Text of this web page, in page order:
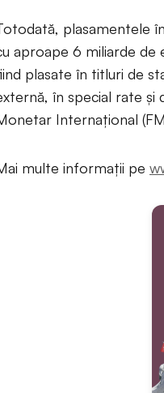
plasamentele
aproape 6 miliarde de
plasate în titluri de
în special rate şi
Interna­ţional
multe informații pe